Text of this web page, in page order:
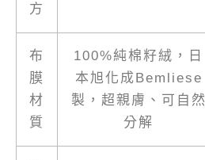
方
布
膜
材
質
100%純棉籽絨，日
本旭化成Bemliese
製，超親膚、可自然
分解